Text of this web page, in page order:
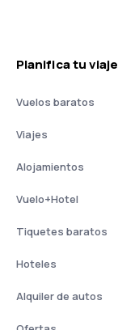
Planifica tu viaje
Vuelos baratos
Viajes
Alojamientos
Vuelo+Hotel
Tiquetes baratos
Hoteles
Alquiler de autos